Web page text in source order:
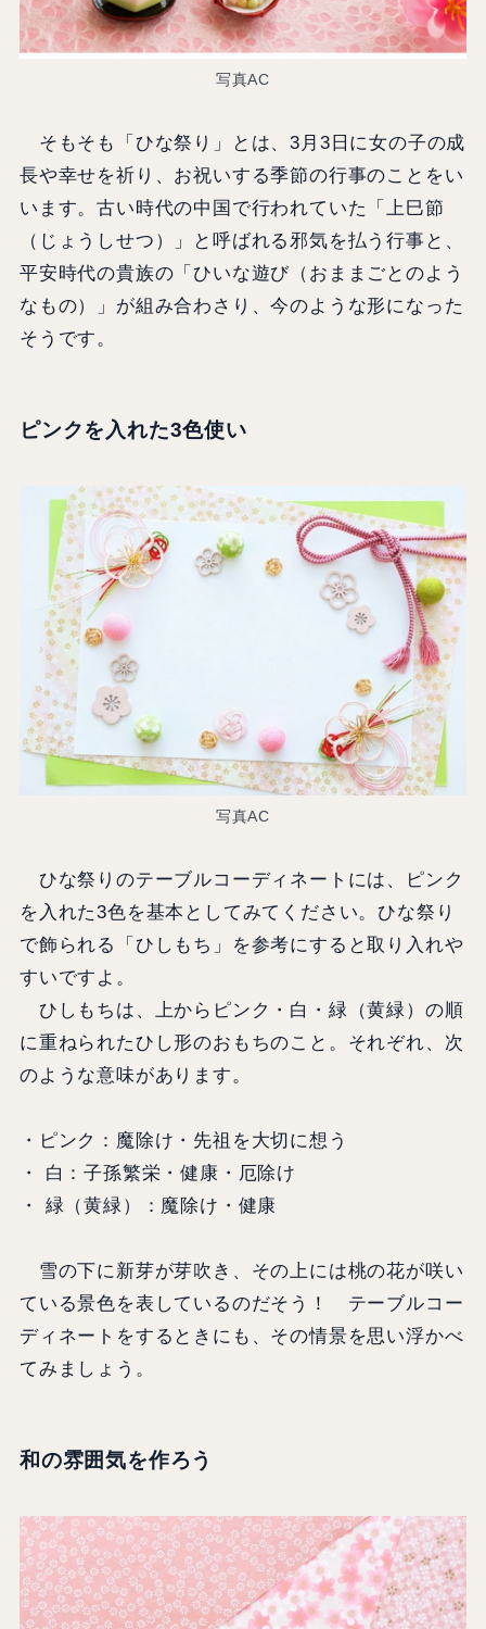
写真AC
そもそも「ひな祭り」とは、3月3日に女の子の成
長や幸せを祈り、お祝いする季節の行事のことをい
います。古い時代の中国で行われていた「上巳節
（じょうしせつ）」と呼ばれる邪気を払う行事と、
平安時代の貴族の「ひいな遊び（おままごとのよう
なもの）」が組み合わさり、今のような形になった
そうです。
ピンクを入れた3色使い
写真AC
ひな祭りのテーブルコーディネートには、ピンク
を入れた3色を基本としてみてください。ひな祭り
で飾られる「ひしもち」を参考にすると取り入れや
すいですよ。
ひしもちは、上からピンク・白・緑（黄緑）の順
に重ねられたひし形のおもちのこと。それぞれ、次
のような意味があります。
・ピンク：魔除け・先祖を大切に想う
・ 白：子孫繁栄・健康・厄除け
・ 緑（黄緑）：魔除け・健康
雪の下に新芽が芽吹き、その上には桃の花が咲い
ている景色を表しているのだそう！ テーブルコー
ディネートをするときにも、その情景を思い浮かべ
てみましょう。
和の雰囲気を作ろう